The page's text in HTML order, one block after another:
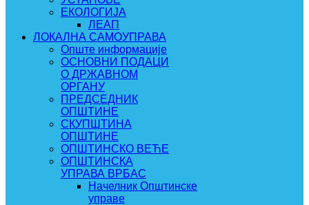
ЕКОЛОГИЈА
ЛЕАП
ЛОКАЛНА САМОУПРАВА
Опште информације
ОСНОВНИ ПОДАЦИ
О ДРЖАВНОМ
ОРГАНУ
ПРЕДСЕДНИК
ОПШТИНЕ
СКУПШТИНА
ОПШТИНЕ
ОПШТИНСКО ВЕЋЕ
ОПШТИНСКА
УПРАВА ВРБАС
Начелник Општинске
управе